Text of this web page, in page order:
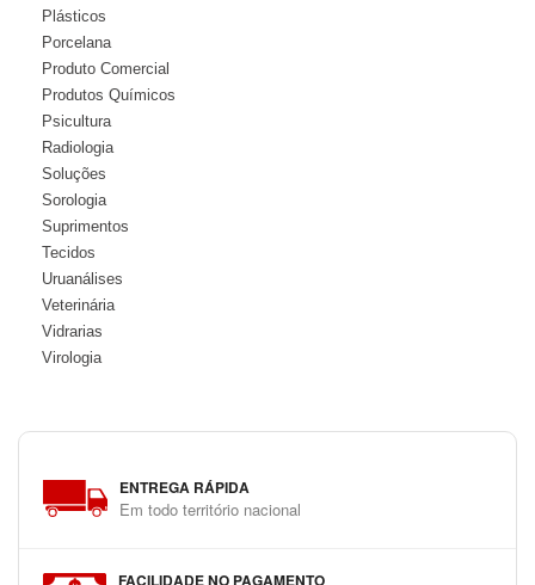
Plásticos
Porcelana
Produto Comercial
Produtos Químicos
Psicultura
Radiologia
Soluções
Sorologia
Suprimentos
Tecidos
Uruanálises
Veterinária
Vidrarias
Virologia
ENTREGA RÁPIDA
Em todo território nacional
FACILIDADE NO PAGAMENTO